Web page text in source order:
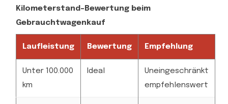
Kilometerstand-Bewertung beim
Gebrauchtwagenkauf
Laufleistung Bewertung Empfehlung
Unter 100.000
km
Ideal
Uneingeschränkt
empfehlenswert